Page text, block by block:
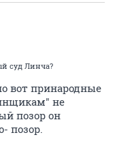
суд Линча?
вот принародные
не
позор он
позор.